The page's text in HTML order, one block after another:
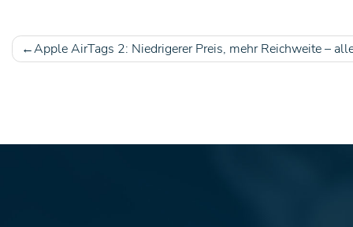
Beitragsnavigation
Apple AirTags 2: Niedrigerer Preis, mehr Reichweite –